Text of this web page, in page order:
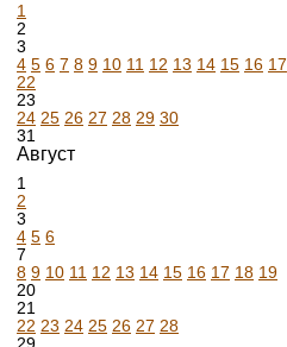
1
2
3
4 5 6 7 8 9 10 11 12 13 14 15 16 17
22
23
24 25 26 27 28 29 30
31
Август
1
2
3
4 5 6
7
8 9 10 11 12 13 14 15 16 17 18 19
20
21
22 23 24 25 26 27 28